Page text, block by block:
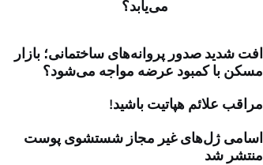
می‌یابد؟
افت شدید صدور پروانه‌های ساختمانی؛ بازار
مسکن با کمبود عرضه مواجه می‌شود؟
مراقب علائم هپاتیت باشید!
اسامی ژل‌های غیر مجاز شستشوی پوست
منتشر شد